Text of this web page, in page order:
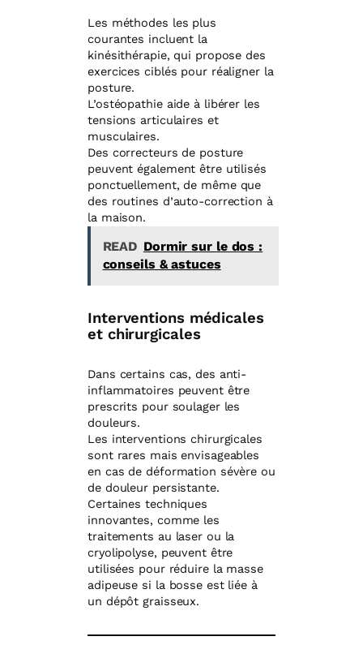
Les méthodes les plus
courantes incluent la
kinésithérapie, qui propose des
exercices ciblés pour réaligner la
posture.
L’ostéopathie aide à libérer les
tensions articulaires et
musculaires.
Des correcteurs de posture
peuvent également être utilisés
ponctuellement, de même que
des routines d’auto-correction à
la maison.
READ Dormir sur le dos :
conseils & astuces
Interventions médicales
et chirurgicales
Dans certains cas, des anti-
inflammatoires peuvent être
prescrits pour soulager les
douleurs.
Les interventions chirurgicales
sont rares mais envisageables
en cas de déformation sévère ou
de douleur persistante.
Certaines techniques
innovantes, comme les
traitements au laser ou la
cryolipolyse, peuvent être
utilisées pour réduire la masse
adipeuse si la bosse est liée à
un dépôt graisseux.